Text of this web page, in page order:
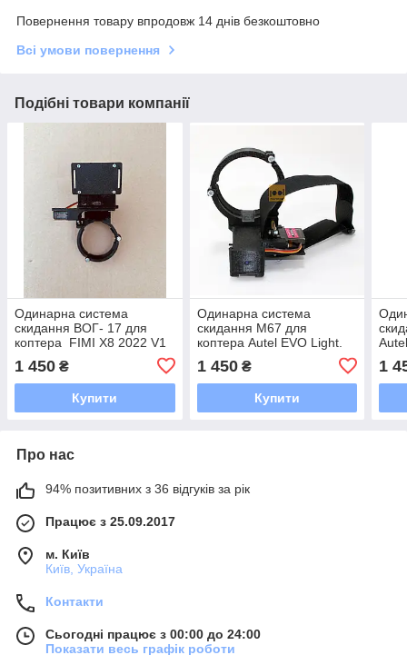
Повернення товару впродовж 14 днів безкоштовно
Всі умови повернення
Подібні товари компанії
Одинарна система
скидання ВОГ- 17 для
коптера FIMI X8 2022 V1
1 450 ₴
Купити
Одинарна система
скидання M67 для
коптера Autel EVO Light.
1 450₴
Купити
1
Про нас
94% позитивних з 36 відгуків за рік
Працює з 25.09.2017
м. Київ
Київ, Україна
Контакти
Сьогодні працює з 00:00 до 24:00
Показати весь графік роботи